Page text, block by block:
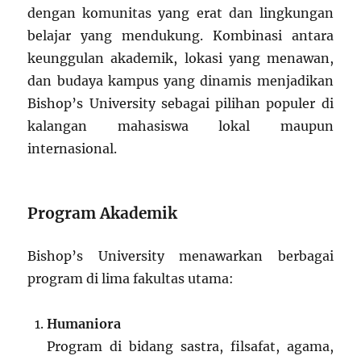
dengan komunitas yang erat dan lingkungan
belajar yang mendukung. Kombinasi antara
keunggulan akademik, lokasi yang menawan,
dan budaya kampus yang dinamis menjadikan
Bishop’s University sebagai pilihan populer di
kalangan mahasiswa lokal maupun
internasional.
Program Akademik
Bishop’s University menawarkan berbagai
program di lima fakultas utama:
Humaniora
Program di bidang sastra, filsafat, agama,